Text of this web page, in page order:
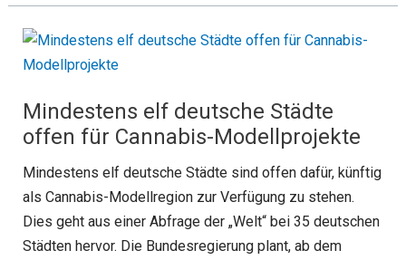
Mindestens elf deutsche Städte
offen für Cannabis-Modellprojekte
Mindestens elf deutsche Städte sind offen dafür, künftig
als Cannabis-Modellregion zur Verfügung zu stehen.
Dies geht aus einer Abfrage der „Welt“ bei 35 deutschen
Städten hervor. Die Bundesregierung plant, ab dem